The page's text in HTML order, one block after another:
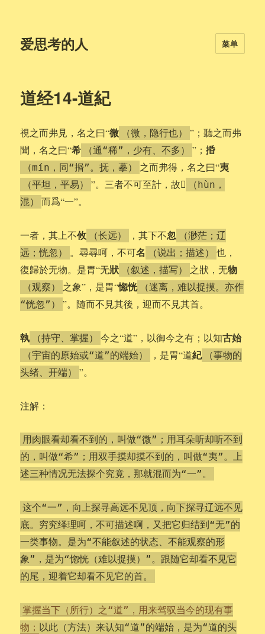
爱思考的人 菜单
道经14-道紀
視之而弗見，名之曰“微 （微，隐行也）
”；聽之而弗
聞，名之曰“希 （通“稀”，少有、不多） ”；捪
（mín，同“㨉”。抚，摹） 之而弗得，名之曰“夷
（平坦，平易） ”。三者不可至計，故𡇯
（hùn，
混）
而爲“一”。
一者，其上不攸 （长远） ，其下不忽
（渺茫；辽
远；恍忽）
。尋尋呵，不可名 （说出；描述）
也，
復歸於无物。是胃“无狀 （叙述，描写） 之狀，无物
（观察） 之象”，是胃“惚恍
（迷离，难以捉摸。亦作
“恍忽”）
”。随而不見其後，迎而不見其首。
執 （持守、掌握） 今之“道”，以御今之有；以知古始
（宇宙的原始或“道”的端始） ，是胃“道紀
（事物的
头绪、开端）
”。
注解：
用肉眼看却看不到的，叫做“微”；用耳朵听却听不到
的，叫做“希”；用双手摸却摸不到的，叫做“夷”。上
述三种情况无法探个究竟，那就混而为“一”。
这个“一”，向上探寻高远不见顶，向下探寻辽远不见
底。穷究绎理呵，不可描述啊，又把它归结到“无”的
一类事物。是为“不能叙述的状态、不能观察的形
象”，是为“惚恍（难以捉摸）”。跟随它却看不见它
的尾，迎着它却看不见它的首。
掌握当下（所行）之“道”，用来驾驭当今的现有事
物； 以此（方法）来认知“道”的端始，是为“道的头